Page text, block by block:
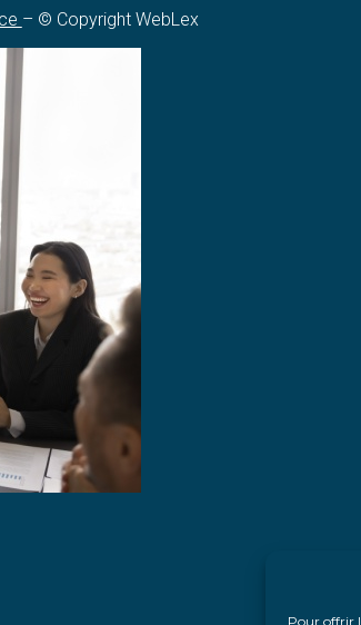
Pour offrir
– © Copyright WebLex